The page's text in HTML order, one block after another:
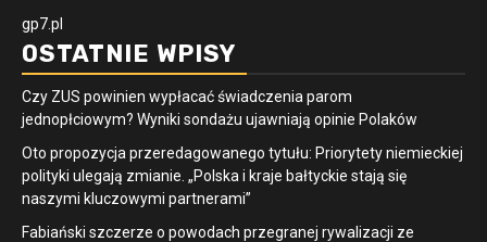
gp7.pl
OSTATNIE WPISY
Czy ZUS powinien wypłacać świadczenia parom
jednopłciowym? Wyniki sondażu ujawniają opinie Polaków
Oto propozycja przeredagowanego tytułu: Priorytety niemieckiej
polityki ulegają zmianie. „Polska i kraje bałtyckie stają się
naszymi kluczowymi partnerami”
Fabiański szczerze o powodach przegranej rywalizacji ze